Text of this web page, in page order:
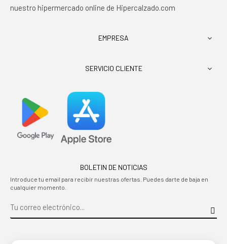
nuestro hipermercado online de Hipercalzado.com
EMPRESA 
SERVICIO CLIENTE 
BOLETIN DE NOTICIAS
Introduce tu email para recibir nuestras ofertas. Puedes darte de baja en
cualquier momento.